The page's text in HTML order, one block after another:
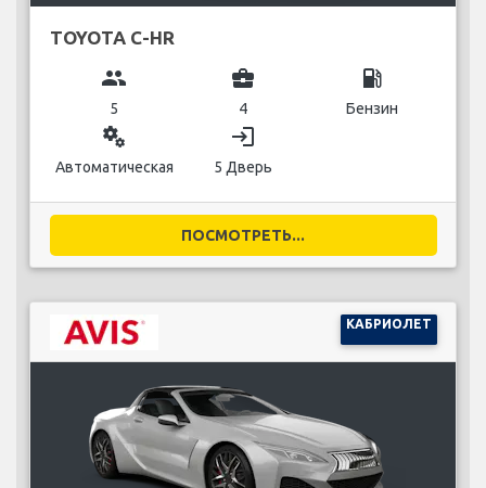
TOYOTA C-HR
group
5
business_center
4
local_gas_station
Бензин
miscellaneous_services
Автоматическая
login
5 Дверь
ПОСМОТРЕТЬ...
КАБРИОЛЕТ